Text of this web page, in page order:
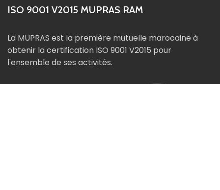
ISO 9001 V2015 MUPRAS RAM
La MUPRAS est la première mutuelle marocaine à
obtenir la certification ISO 9001 V2015 pour
l'ensemble de ses activités.